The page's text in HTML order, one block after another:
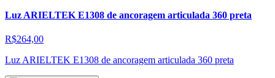
Luz ARIELTEK E1308 de ancoragem articulada 360 preta
R$264,00
Luz ARIELTEK E1308 de ancoragem articulada 360 preta